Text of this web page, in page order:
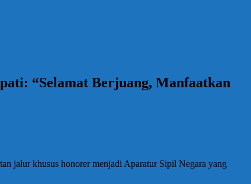
“Selamat Berjuang, Manfaatkan
jalur khusus honorer menjadi Aparatur Sipil Negara yang